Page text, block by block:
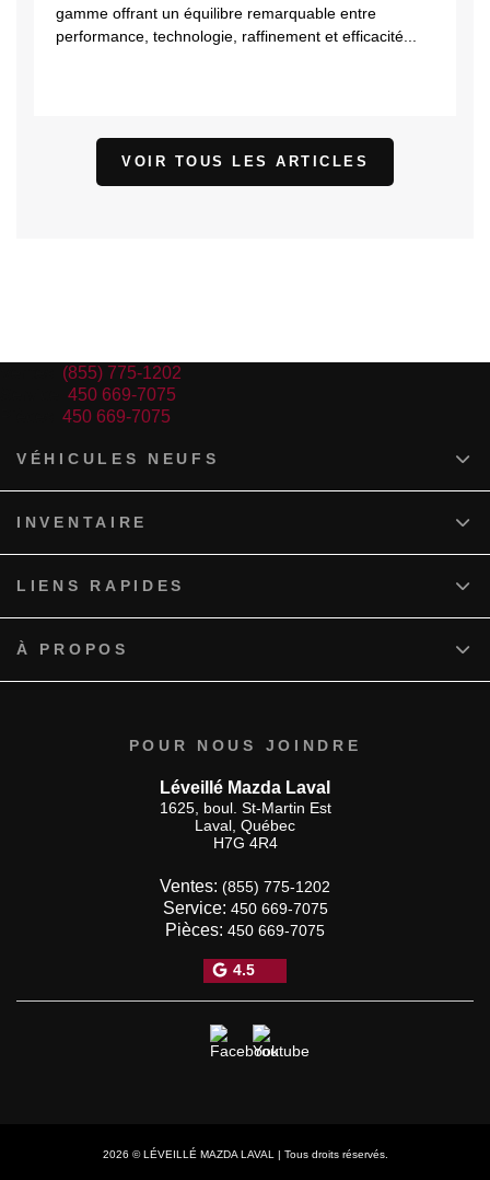
gamme offrant un équilibre remarquable entre
performance, technologie, raffinement et efficacité...
VOIR TOUS LES ARTICLES
(855) 775-1202
450 669-7075
450 669-7075
POUR NOUS JOINDRE
Léveillé Mazda Laval
1625, boul. St-Martin Est
Laval Québec
H7G 4R4
Ventes: (855) 775-1202
Service: 450 669-7075
Pièces: 450 669-7075
4.5
VÉHICULES NEUFS
INVENTAIRE
LIENS RAPIDES
À PROPOS
2026 © LÉVEILLÉ MAZDA LAVAL | Tous droits réservés.